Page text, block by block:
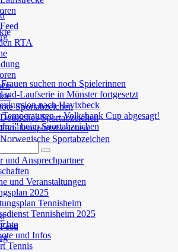
RTA
Sportabzeichen
Deutsches Sportabzeichen
Familiensportabzeichen
Norwegische Sportabzeichen
und Ansprechpartner
und Veranstaltungen
2025
Tennisheim
Tennisheim 2025
und Infos
Tennis
suchen noch Spielerinnen
Laufserie in Münster fortgesetzt
nach Havixbeck
– Volksbank Cup abgesagt!
beim Sportabzeichen